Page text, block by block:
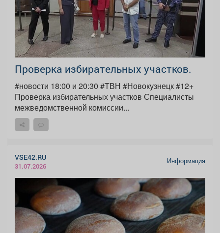
Проверка избирательных участков.
#новости 18:00 и 20:30 #ТВН #Новокузнецк #12+
Проверка избирательных участков Специалисты
межведомственной комиссии...
VSE42.RU
31.07.2026
Информация